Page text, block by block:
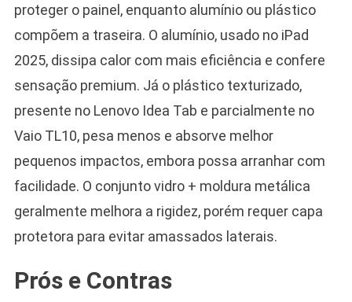
proteger o painel, enquanto alumínio ou plástico
compõem a traseira. O alumínio, usado no iPad
2025, dissipa calor com mais eficiência e confere
sensação premium. Já o plástico texturizado,
presente no Lenovo Idea Tab e parcialmente no
Vaio TL10, pesa menos e absorve melhor
pequenos impactos, embora possa arranhar com
facilidade. O conjunto vidro + moldura metálica
geralmente melhora a rigidez, porém requer capa
protetora para evitar amassados laterais.
Prós e Contras